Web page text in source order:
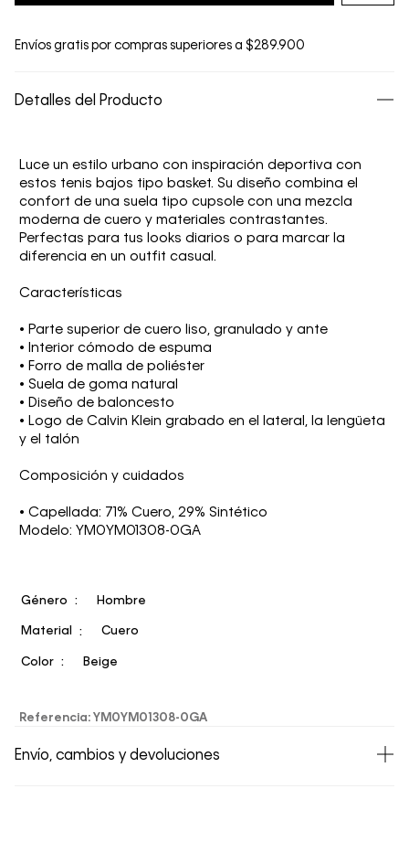
Envíos gratis por compras superiores a $289.900
Detalles del Producto
Luce un estilo urbano con inspiración deportiva con
estos tenis bajos tipo basket. Su diseño combina el
confort de una suela tipo cupsole con una mezcla
moderna de cuero y materiales contrastantes.
Perfectas para tus looks diarios o para marcar la
diferencia en un outfit casual.
Características
• Parte superior de cuero liso, granulado y ante
• Interior cómodo de espuma
• Forro de malla de poliéster
• Suela de goma natural
• Diseño de baloncesto
• Logo de Calvin Klein grabado en el lateral, la lengüeta
y el talón
Composición y cuidados
• Capellada: 71% Cuero, 29% Sintético
Modelo: YM0YM01308-0GA
Género Hombre
Material Cuero
Color Beige
Referencia: YM0YM01308-0GA
Envío, cambios y devoluciones